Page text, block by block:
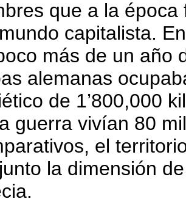
que a la
capitalista.
más de un año
alemanas
de 1’800,000
guerra vivían 80
el
la dimensión